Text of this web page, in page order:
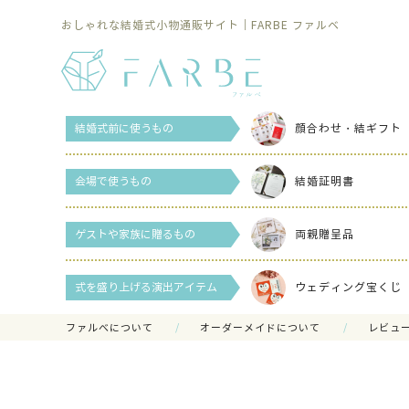
おしゃれな結婚式小物通販サイト｜FARBE ファルベ
結婚式前に使うもの 顔合わせ・結ギフト
会場で使うもの 結婚証明書
ゲストや家族に贈るもの 両親贈呈品
式を盛り上げる演出アイテム ウェディング宝くじ
ファルべについて オーダーメイドについて レビュ